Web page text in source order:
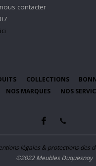
contacter
COLLECTIONS
NOS MARQUES NOS
légales & protections des
©2022 Meubles Duquesnoy